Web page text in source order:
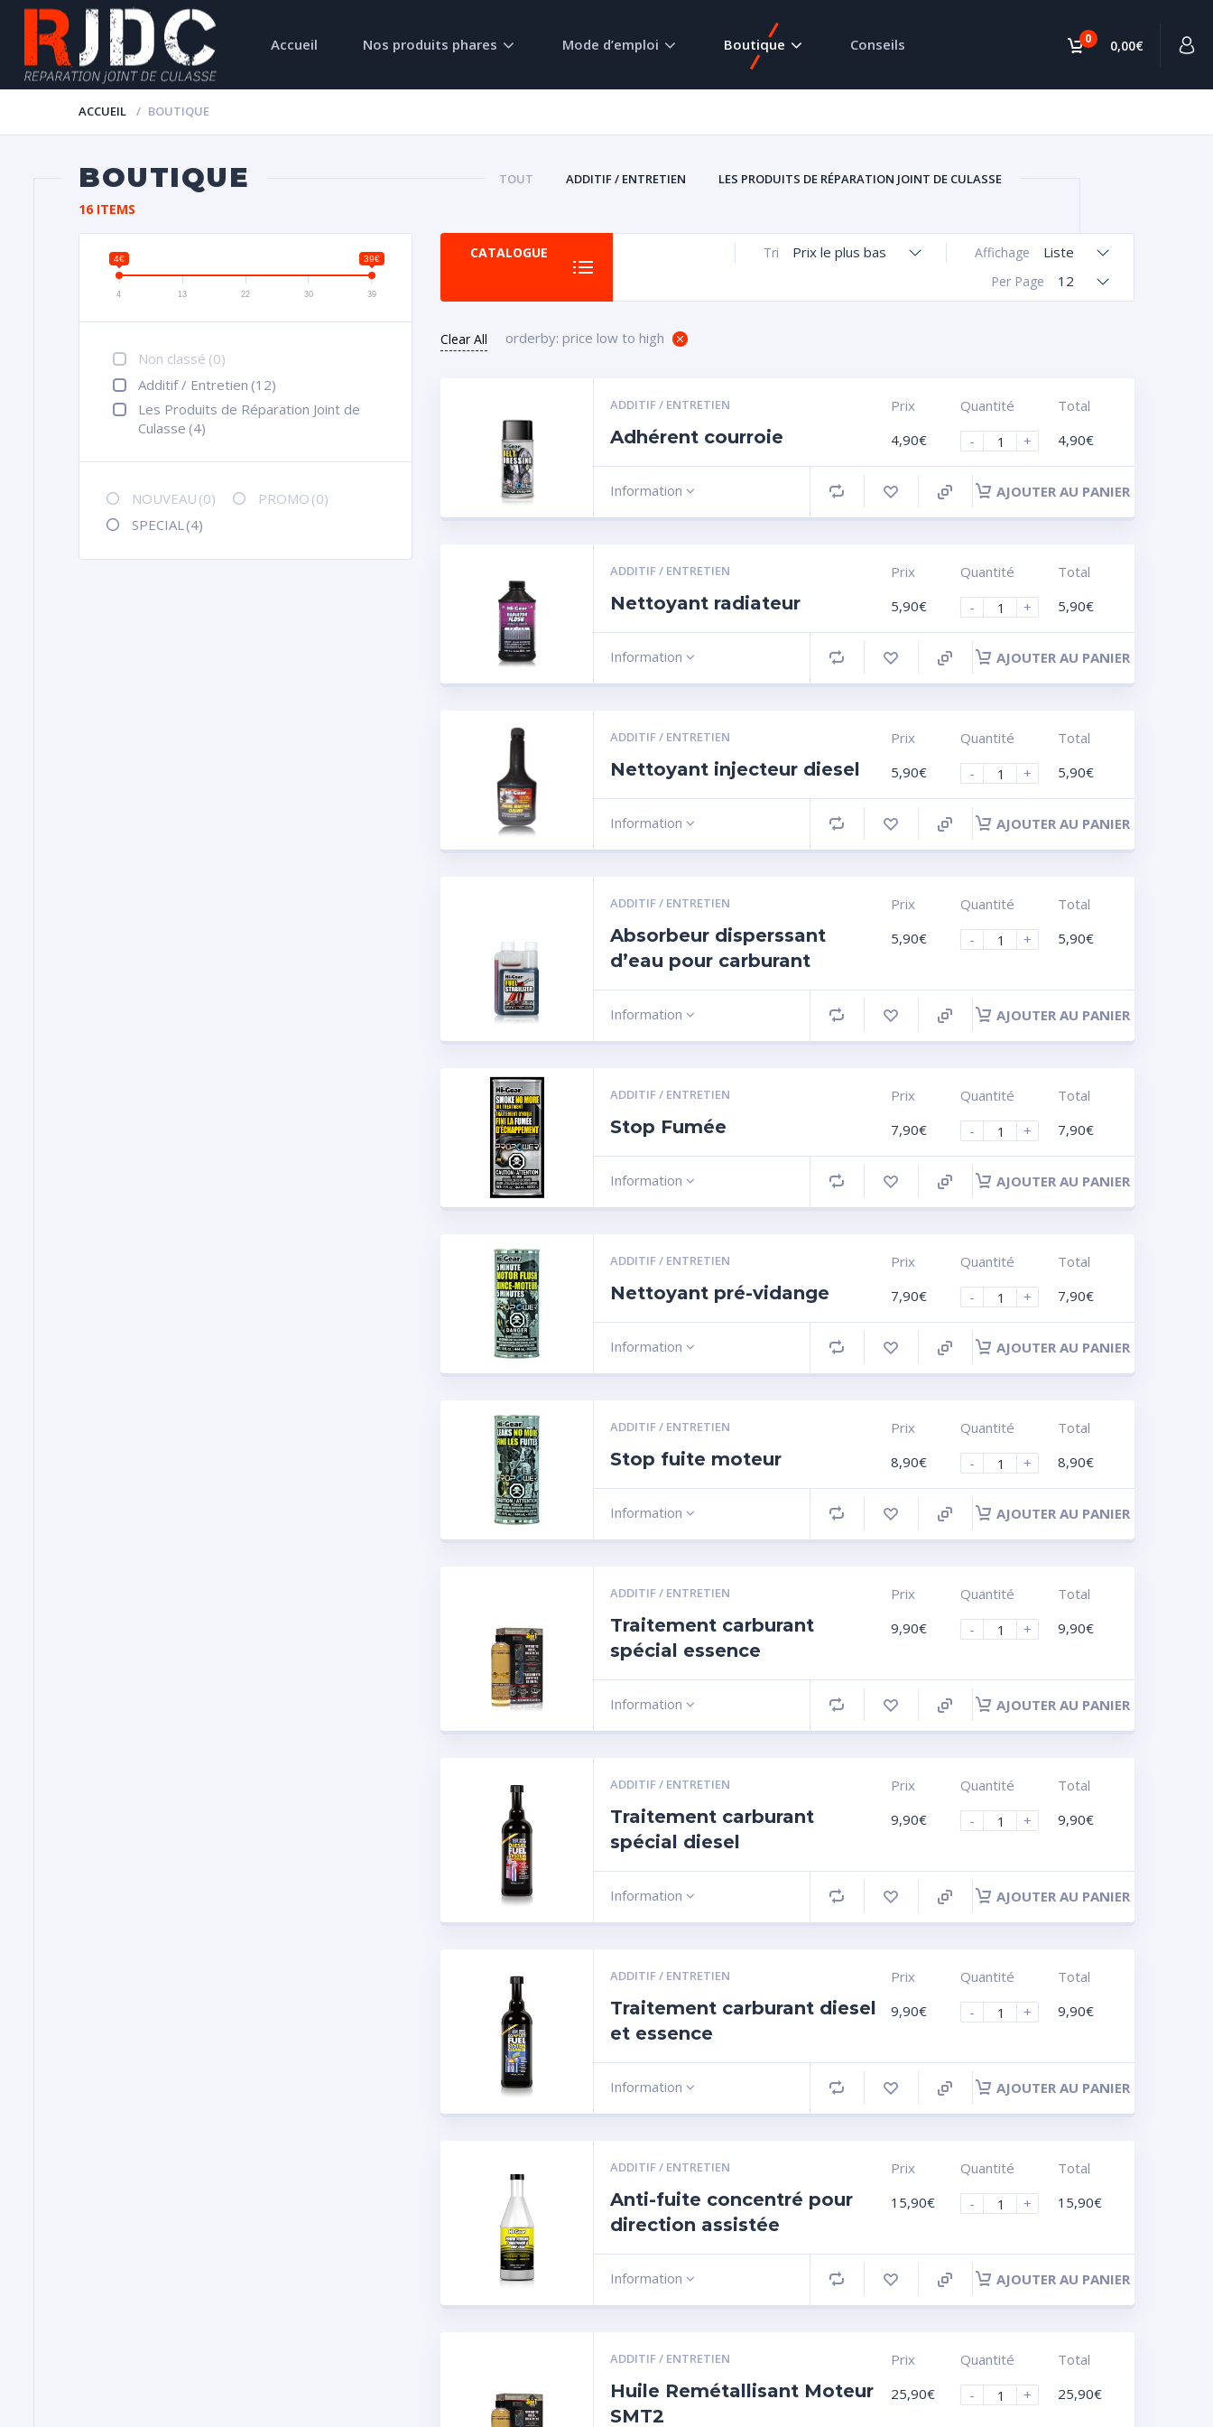
0 0,00€
Accueil Nos produits phares Mode d’emploi Boutique Conseils
ACCUEIL BOUTIQUE
BOUTIQUE TOUT ADDITIF / ENTRETIEN LES PRODUITS DE RÉPARATION JOINT DE CULASSE
16 ITEMS
4€ 39€
4 13 22 30 39
Non classé (0)
Additif / Entretien (12)
Les Produits de Réparation Joint de
Culasse (4)
NOUVEAU (0) PROMO (0)
SPECIAL (4)
CATALOGUE Affichage Liste
Tri Prix le plus bas
Per Page 12
Clear All orderby: price low to high
ADDITIF / ENTRETIEN
Adhérent courroie
Prix
4,90€
Quantité
-
+
Total
4,90€
Information AJOUTER AU PANIER
ADDITIF / ENTRETIEN
Nettoyant radiateur
Prix
5,90€
Quantité
-
+
Total
5,90€
Information AJOUTER AU PANIER
ADDITIF / ENTRETIEN
Nettoyant injecteur diesel
Prix
5,90€
Quantité
-
+
Total
5,90€
Information AJOUTER AU PANIER
ADDITIF / ENTRETIEN
Absorbeur disperssant
d’eau pour carburant
Prix
5,90€
Quantité
-
+
Total
5,90€
Information AJOUTER AU PANIER
ADDITIF / ENTRETIEN
Stop Fumée
Prix
7,90€
Quantité
-
+
Total
7,90€
Information AJOUTER AU PANIER
ADDITIF / ENTRETIEN
Nettoyant pré-vidange
Prix
7,90€
Quantité
-
+
Total
7,90€
Information AJOUTER AU PANIER
ADDITIF / ENTRETIEN
Stop fuite moteur
Prix
8,90€
Quantité
-
+
Total
8,90€
Information AJOUTER AU PANIER
ADDITIF / ENTRETIEN
Traitement carburant
spécial essence
Prix
9,90€
Quantité
-
+
Total
9,90€
Information AJOUTER AU PANIER
ADDITIF / ENTRETIEN
Traitement carburant
spécial diesel
Prix
9,90€
Quantité
-
+
Total
9,90€
Information AJOUTER AU PANIER
ADDITIF / ENTRETIEN
Traitement carburant diesel
et essence
Prix
9,90€
Quantité
-
+
Total
9,90€
Information AJOUTER AU PANIER
ADDITIF / ENTRETIEN
Anti-fuite concentré pour
direction assistée
Prix
15,90€
Quantité
-
+
Total
15,90€
Information AJOUTER AU PANIER
ADDITIF / ENTRETIEN
Huile Remétallisant Moteur
SMT2
Prix
25,90€
Quantité
-
+
Total
25,90€